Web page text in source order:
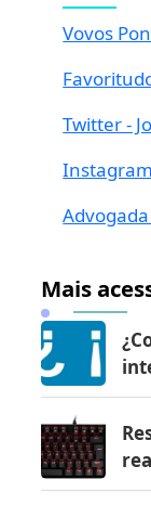
Vovos
Twitter -
Mais